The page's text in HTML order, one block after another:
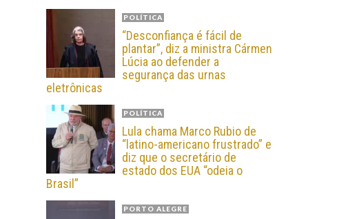
POLÍTICA
“Desconfiança é fácil de
plantar”, diz a ministra Cármen
Lúcia ao defender a
segurança das urnas
eletrônicas
POLÍTICA
Lula chama Marco Rubio de
“latino-americano frustrado” e
diz que o secretário de
estado dos EUA “odeia o
Brasil”
PORTO ALEGRE